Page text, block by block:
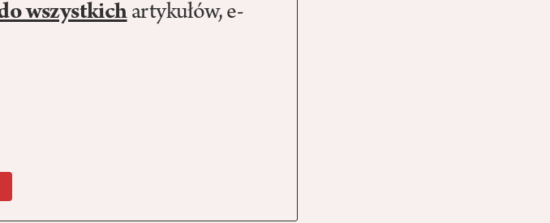
wszystkichartykułów, e-